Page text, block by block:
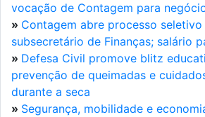
vocação de Contagem para
» Contagem abre processo seletivo
subsecretário de Finanças; salário
» Defesa Civil promove blitz
prevenção de queimadas e
durante a seca
» Segurança, mobilidade e